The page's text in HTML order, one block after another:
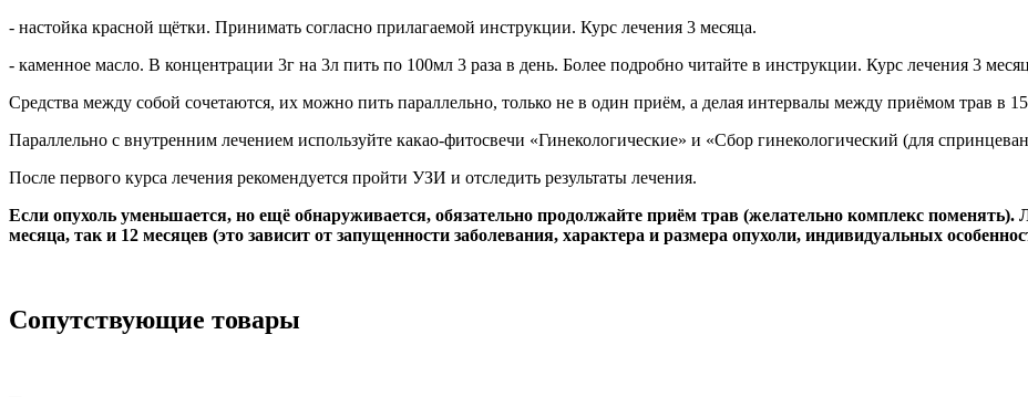
- настойка красной щётки. Принимать согласно прилагаемой инструкции. Курс лечения 3 месяца.
- каменное масло. В концентрации 3г на 3л пить по 100мл 3 раза в день. Более подробно читайте в инструкции. Курс лечения 3
Средства между собой сочетаются, их можно пить параллельно, только не в один приём, а делая интервалы между приёмом трав в
Параллельно с внутренним лечением используйте какао-фитосвечи «Гинекологические» и «Сбор гинекологический (для
После первого курса лечения рекомендуется пройти УЗИ и отследить результаты лечения.
Если опухоль уменьшается, но ещё обнаруживается, обязательно продолжайте приём трав (желательно комплекс
месяца, так и 12 месяцев (это зависит от запущенности заболевания, характера и размера опухоли, индивидуальных
Сопутствующие товары